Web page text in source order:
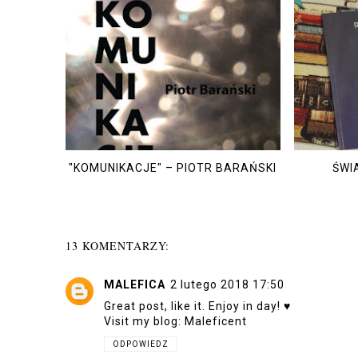
"KOMUNIKACJE" – PIOTR BARAŃSKI
13 KOMENTARZY:
MALEFICA 2 lutego 2018 17:50
Great post, like it. Enjoy in day! ♥
Visit my blog: Maleficent
ODPOWIEDZ